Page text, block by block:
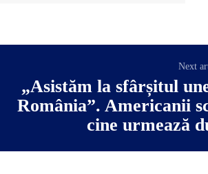
Next
„Asistăm la sfârșitul
România”. Americanii
cine urmează